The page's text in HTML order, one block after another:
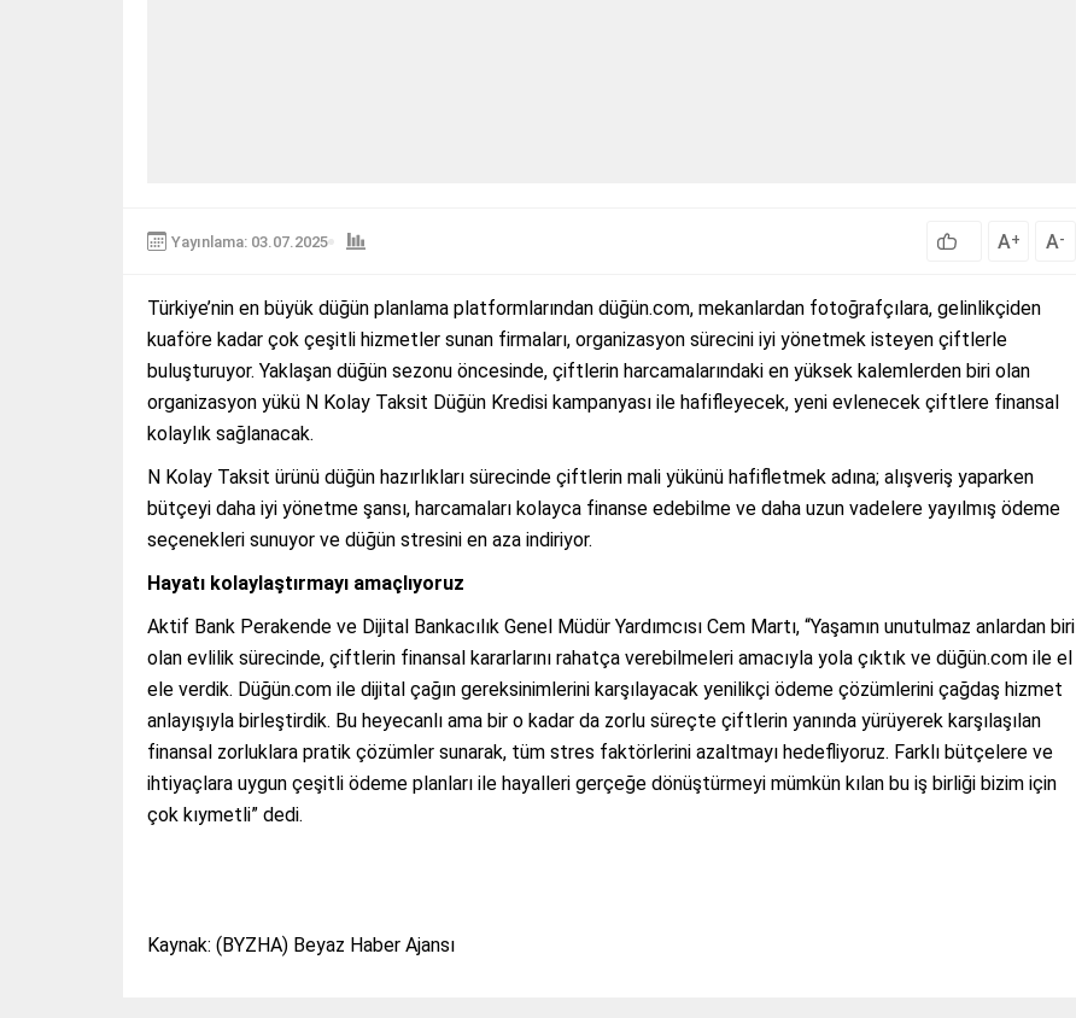
Yayınlama: 03.07.2025 A+ A-
Türkiye’nin en büyük düğün planlama platformlarından düğün.com, mekanlardan fotoğrafçılara, gelinlikçiden
kuaföre kadar çok çeşitli hizmetler sunan firmaları, organizasyon sürecini iyi yönetmek isteyen çiftlerle
buluşturuyor. Yaklaşan düğün sezonu öncesinde, çiftlerin harcamalarındaki en yüksek kalemlerden biri olan
organizasyon yükü N Kolay Taksit Düğün Kredisi kampanyası ile hafifleyecek, yeni evlenecek çiftlere finansal
kolaylık sağlanacak.
N Kolay Taksit ürünü düğün hazırlıkları sürecinde çiftlerin mali yükünü hafifletmek adına; alışveriş yaparken
bütçeyi daha iyi yönetme şansı, harcamaları kolayca finanse edebilme ve daha uzun vadelere yayılmış ödeme
seçenekleri sunuyor ve düğün stresini en aza indiriyor.
Hayatı kolaylaştırmayı amaçlıyoruz
Aktif Bank Perakende ve Dijital Bankacılık Genel Müdür Yardımcısı Cem Martı, “Yaşamın unutulmaz anlardan biri
olan evlilik sürecinde, çiftlerin finansal kararlarını rahatça verebilmeleri amacıyla yola çıktık ve düğün.com ile el
ele verdik. Düğün.com ile dijital çağın gereksinimlerini karşılayacak yenilikçi ödeme çözümlerini çağdaş hizmet
anlayışıyla birleştirdik. Bu heyecanlı ama bir o kadar da zorlu süreçte çiftlerin yanında yürüyerek karşılaşılan
finansal zorluklara pratik çözümler sunarak, tüm stres faktörlerini azaltmayı hedefliyoruz. Farklı bütçelere ve
ihtiyaçlara uygun çeşitli ödeme planları ile hayalleri gerçeğe dönüştürmeyi mümkün kılan bu iş birliği bizim için
çok kıymetli” dedi.
Kaynak: (BYZHA) Beyaz Haber Ajansı